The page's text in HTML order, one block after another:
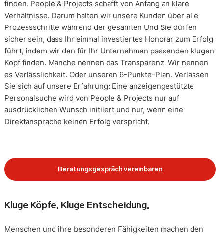
finden. People & Projects schafft von Anfang an klare
Verhältnisse. Darum halten wir unsere Kunden über alle
Prozessschritte während der gesamten Und Sie dürfen
sicher sein, dass Ihr einmal investiertes Honorar zum Erfolg
führt, indem wir den für Ihr Unternehmen passenden klugen
Kopf finden. Manche nennen das Transparenz. Wir nennen
es Verlässlichkeit. Oder unseren 6-Punkte-Plan. Verlassen
Sie sich auf unsere Erfahrung: Eine anzeigengestützte
Personalsuche wird von People & Projects nur auf
ausdrücklichen Wunsch initiiert und nur, wenn eine
Direktansprache keinen Erfolg verspricht.
Beratungsgespräch vereinbaren
Kluge Köpfe. Kluge Entscheidung.
Menschen und ihre besonderen Fähigkeiten machen den